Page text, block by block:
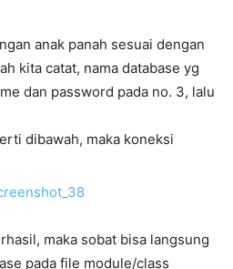
anak panah sesuai dengan
kita catat, nama database yg
dan password pada no. 3, lalu
dibawah, maka koneksi
maka sobat bisa langsung
pada file module/class